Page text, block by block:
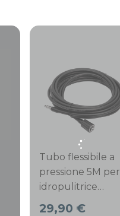
Tubo flessibile a
pressione 5M per
idropulitrice
HidroBoost 1800
29,90 €